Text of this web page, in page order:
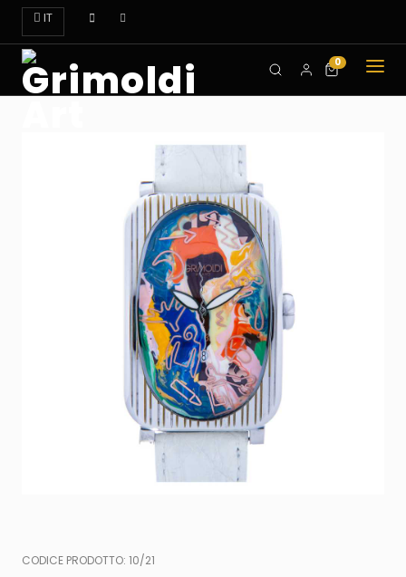
IT
OROLOGI
DOVE
TROVARCI
CONTATTI
0
CODICE PRODOTTO: 10/21